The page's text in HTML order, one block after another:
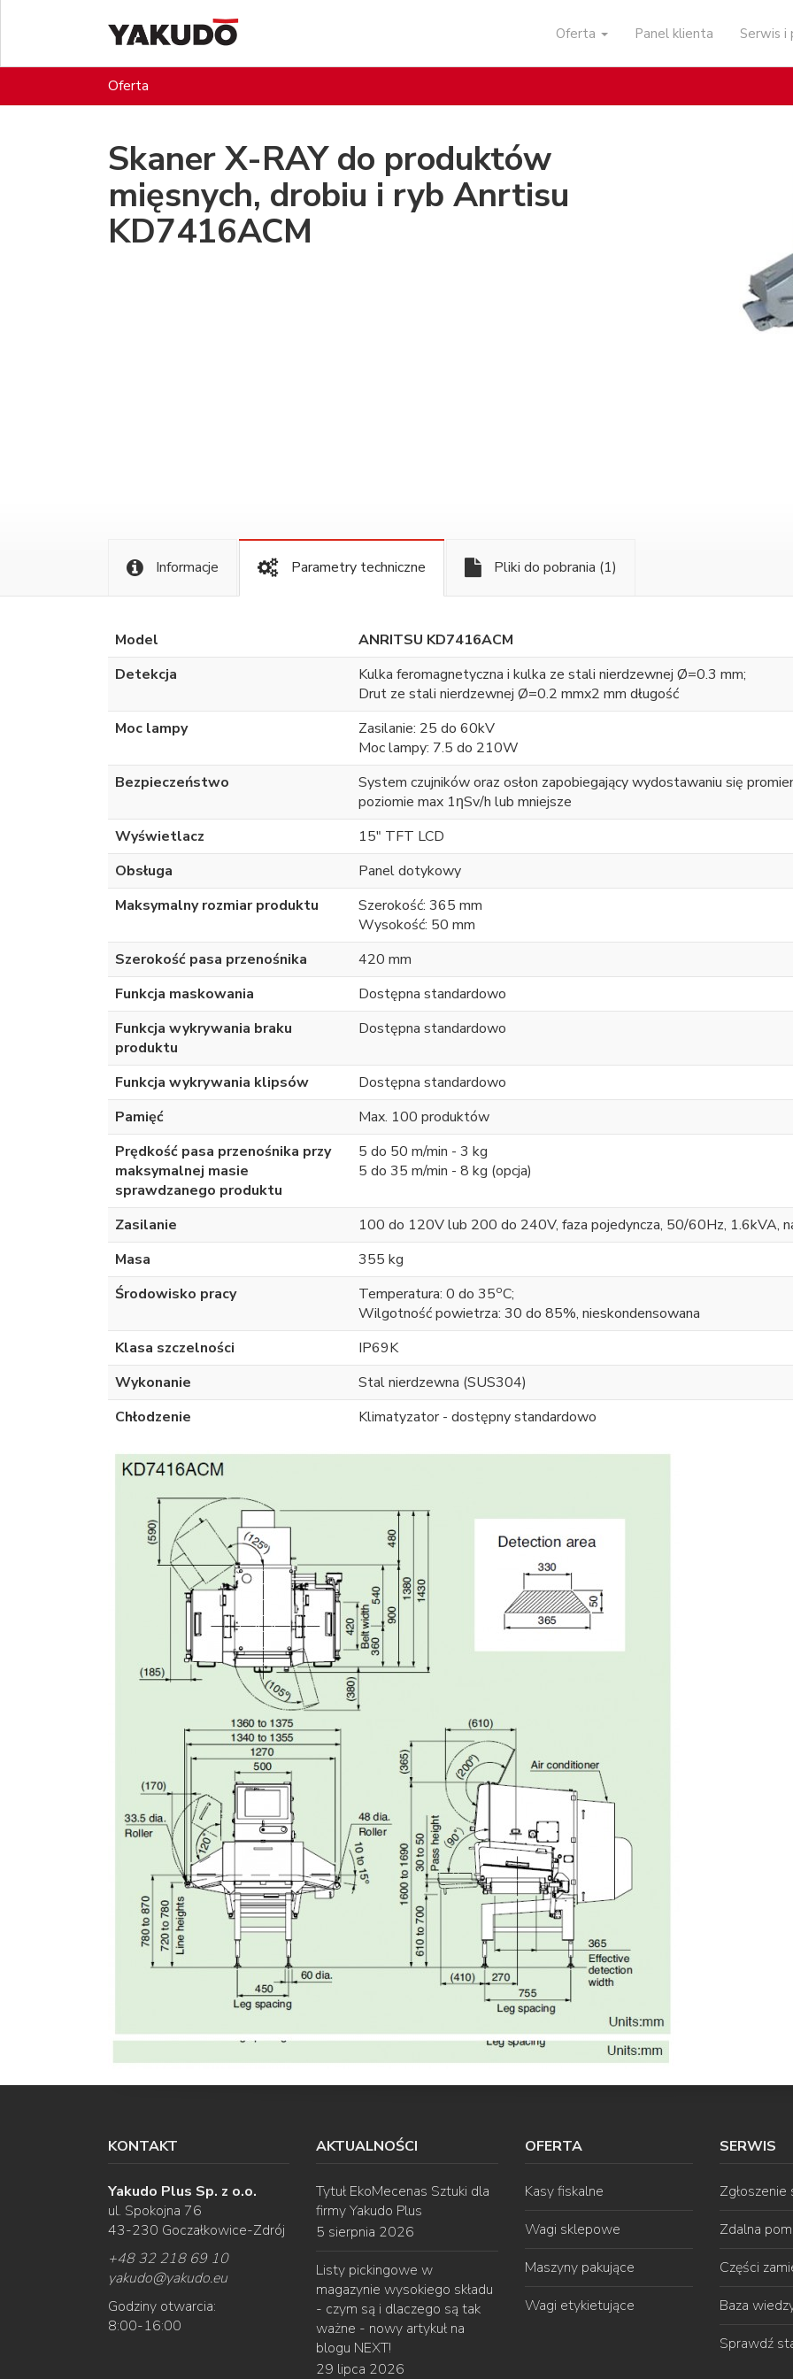
Oferta Panel klienta Serwis i
Oferta
Skaner X-RAY do produktów
mięsnych, drobiu i ryb Anrtisu
KD7416ACM
Informacje Parametry techniczne Pliki do pobrania (1)
Model
ANRITSU KD7416ACM
Detekcja
Kulka feromagnetyczna i kulka ze stali nierdzewnej Ø=0.3 mm;
Drut ze stali nierdzewnej Ø=0.2 mmx2 mm długość
Moc lampy
Zasilanie: 25 do 60kV
Moc lampy: 7.5 do 210W
Bezpieczeństwo
System czujników oraz osłon zapobiegający wydostawaniu się
poziomie max 1ƞSv/h lub mniejsze
Wyświetlacz
15" TFT LCD
Obsługa
Panel dotykowy
Maksymalny rozmiar produktu
Szerokość: 365 mm
Wysokość: 50 mm
Szerokość pasa przenośnika
420 mm
Funkcja maskowania
Dostępna standardowo
Funkcja wykrywania braku
produktu
Dostępna standardowo
Funkcja wykrywania klipsów
Dostępna standardowo
Pamięć
Max. 100 produktów
Prędkość pasa przenośnika przy
maksymalnej masie
sprawdzanego produktu
5 do 50 m/min - 3 kg
5 do 35 m/min - 8 kg (opcja)
Zasilanie
100 do 120V lub 200 do 240V, faza pojedyncza, 50/60Hz, 1.6kVA,
Masa
355 kg
Środowisko pracy
Temperatura: 0 do 35oC;
Wilgotność powietrza: 30 do 85%, nieskondensowana
Klasa szczelności
IP69K
Wykonanie
Stal nierdzewna (SUS304)
Chłodzenie
Klimatyzator - dostępny standardowo
KONTAKT
Yakudo Plus Sp. z o.o.
ul. Spokojna 76
43-230 Goczałkowice-Zdrój
+48 32 218 69 10
yakudo@yakudo.eu
Godziny otwarcia:
8:00-16:00
AKTUALNOŚCI
Tytuł EkoMecenas Sztuki dla
firmy Yakudo Plus
5 sierpnia 2026
Listy pickingowe w
magazynie wysokiego składu
- czym są i dlaczego są tak
ważne - nowy artykuł na
blogu NEXT!
29 lipca 2026
OFERTA
Kasy fiskalne
Wagi sklepowe
Maszyny pakujące
Wagi etykietujące
SERWIS
Zdalna
Części
Baza
Sprawdź